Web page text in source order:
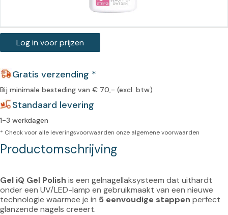
Log in voor prijzen
Gratis verzending *
Bij minimale besteding van € 70,- (excl. btw)
Standaard levering
1-3 werkdagen
* Check voor alle leveringsvoorwaarden onze algemene voorwaarden
Productomschrijving
Gel iQ Gel Polish is een gelnagellaksysteem dat uithardt
onder een UV/LED-lamp en gebruikmaakt van een nieuwe
technologie waarmee je in 5 eenvoudige stappen perfect
glanzende nagels creëert.